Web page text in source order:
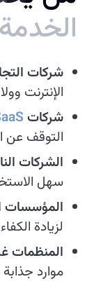
الخدمة
شركات
الإنترنت
شركات
التوقف عن
الشركات
سهل
المؤسسات
لزيادة
المنظمات
موارد